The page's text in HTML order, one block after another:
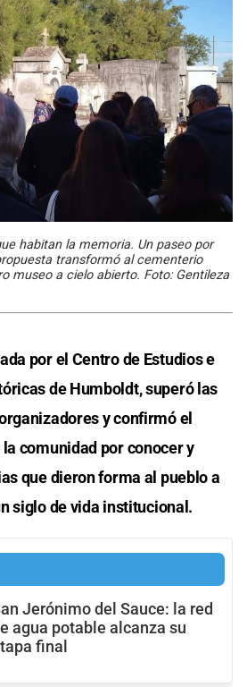
habitan la memoria. Un paseo por
transformó al cementerio
museo a cielo abierto. Foto: Gentileza
por el Centro de Estudios e
de Humboldt, superó las
y confirmó el
comunidad por conocer y
que dieron forma al pueblo a
siglo de vida institucional.
Jerónimo del Sauce: la red
agua potable alcanza su
final